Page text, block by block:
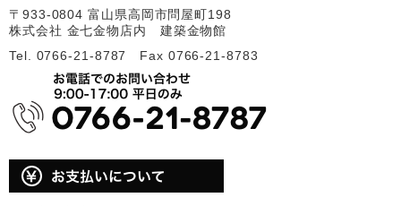
〒933-0804 富山県高岡市問屋町198
株式会社 金七金物店内 建築金物館
Tel. 0766-21-8787 Fax 0766-21-8783